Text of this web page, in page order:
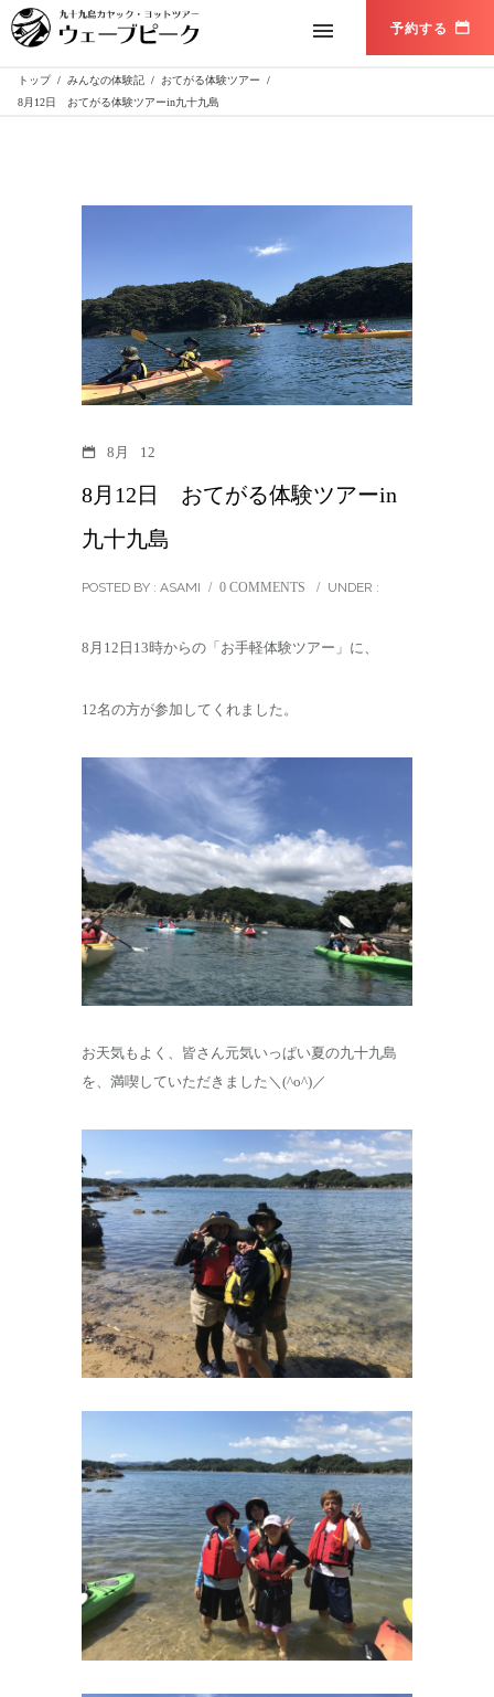
トップ / みんなの体験記 / おてがる体験ツアー
/
8月12日 おてがる体験ツアーin九十九島
8月 12
8月12日 おてがる体験ツアーin
九十九島
POSTED BY : ASAMI / 0 COMMENTS / UNDER :
8月12日13時からの「お手軽体験ツアー」に、
12名の方が参加してくれました。
お天気もよく、皆さん元気いっぱい夏の九十九島
を、満喫していただきました＼(^o^)／